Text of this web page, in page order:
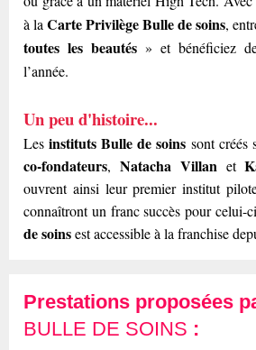
à la Carte Privilège Bulle de soins,
toutes les beautés» et bénéficiez
l’année.
Un peu d'histoire...
Lesinstituts Bulle de soins sont créés
co-fondateurs, Natacha Villan et
ouvrent ainsi leur premier institut
connaîtront un franc succès pour celui-
de soinsest accessible à la franchise
Prestations proposées
BULLE DE SOINS :